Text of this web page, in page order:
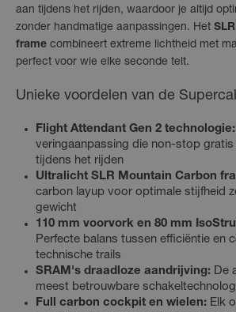
aan tijdens het rijden, waardoor je altijd
zonder handmatige aanpassingen. Het
frame combineert extreme lichtheid met
perfect voor wie elke seconde telt.
Unieke voordelen van de
Flight Attendant Gen 2 technologie:
veringaanpassing die non-stop
tijdens het rijden
Ultralicht SLR Mountain Carbon
carbon layup voor optimale stijfheid
gewicht
110 mm voorvork en 80 mm
Perfecte balans tussen efficiëntie en
technische trails
SRAM's draadloze aandrijving: De
meest betrouwbare
Full carbon cockpit en wielen: Elk